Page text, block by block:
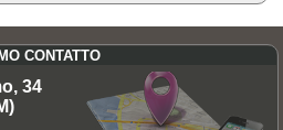
CONTATTO
34